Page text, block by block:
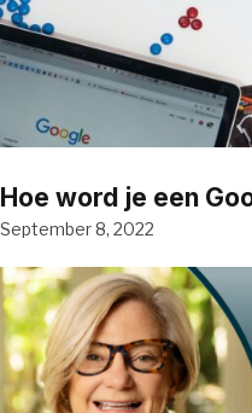
Hoe word je een
September 8, 2022